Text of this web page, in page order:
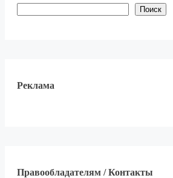
Поиск
Реклама
Правообладателям / Контакты